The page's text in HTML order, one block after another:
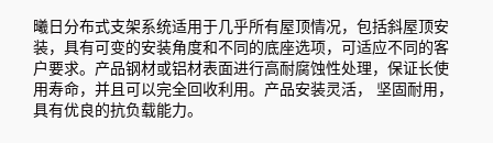
曦日分布式支架系统适用于几乎所有屋顶情况，包括斜屋顶安
装，具有可变的安装角度和不同的底座选项，可适应不同的客
户要求。产品钢材或铝材表面进行高耐腐蚀性处理，保证长使
用寿命，并且可以完全回收利用。产品安装灵活， 坚固耐用，
具有优良的抗负载能力。